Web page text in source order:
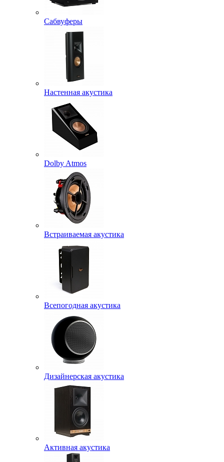
Сабвуферы
Настенная акустика
Dolby Atmos
Встраиваемая акустика
Всепогодная акустика
Дизайнерская акустика
Активная акустика